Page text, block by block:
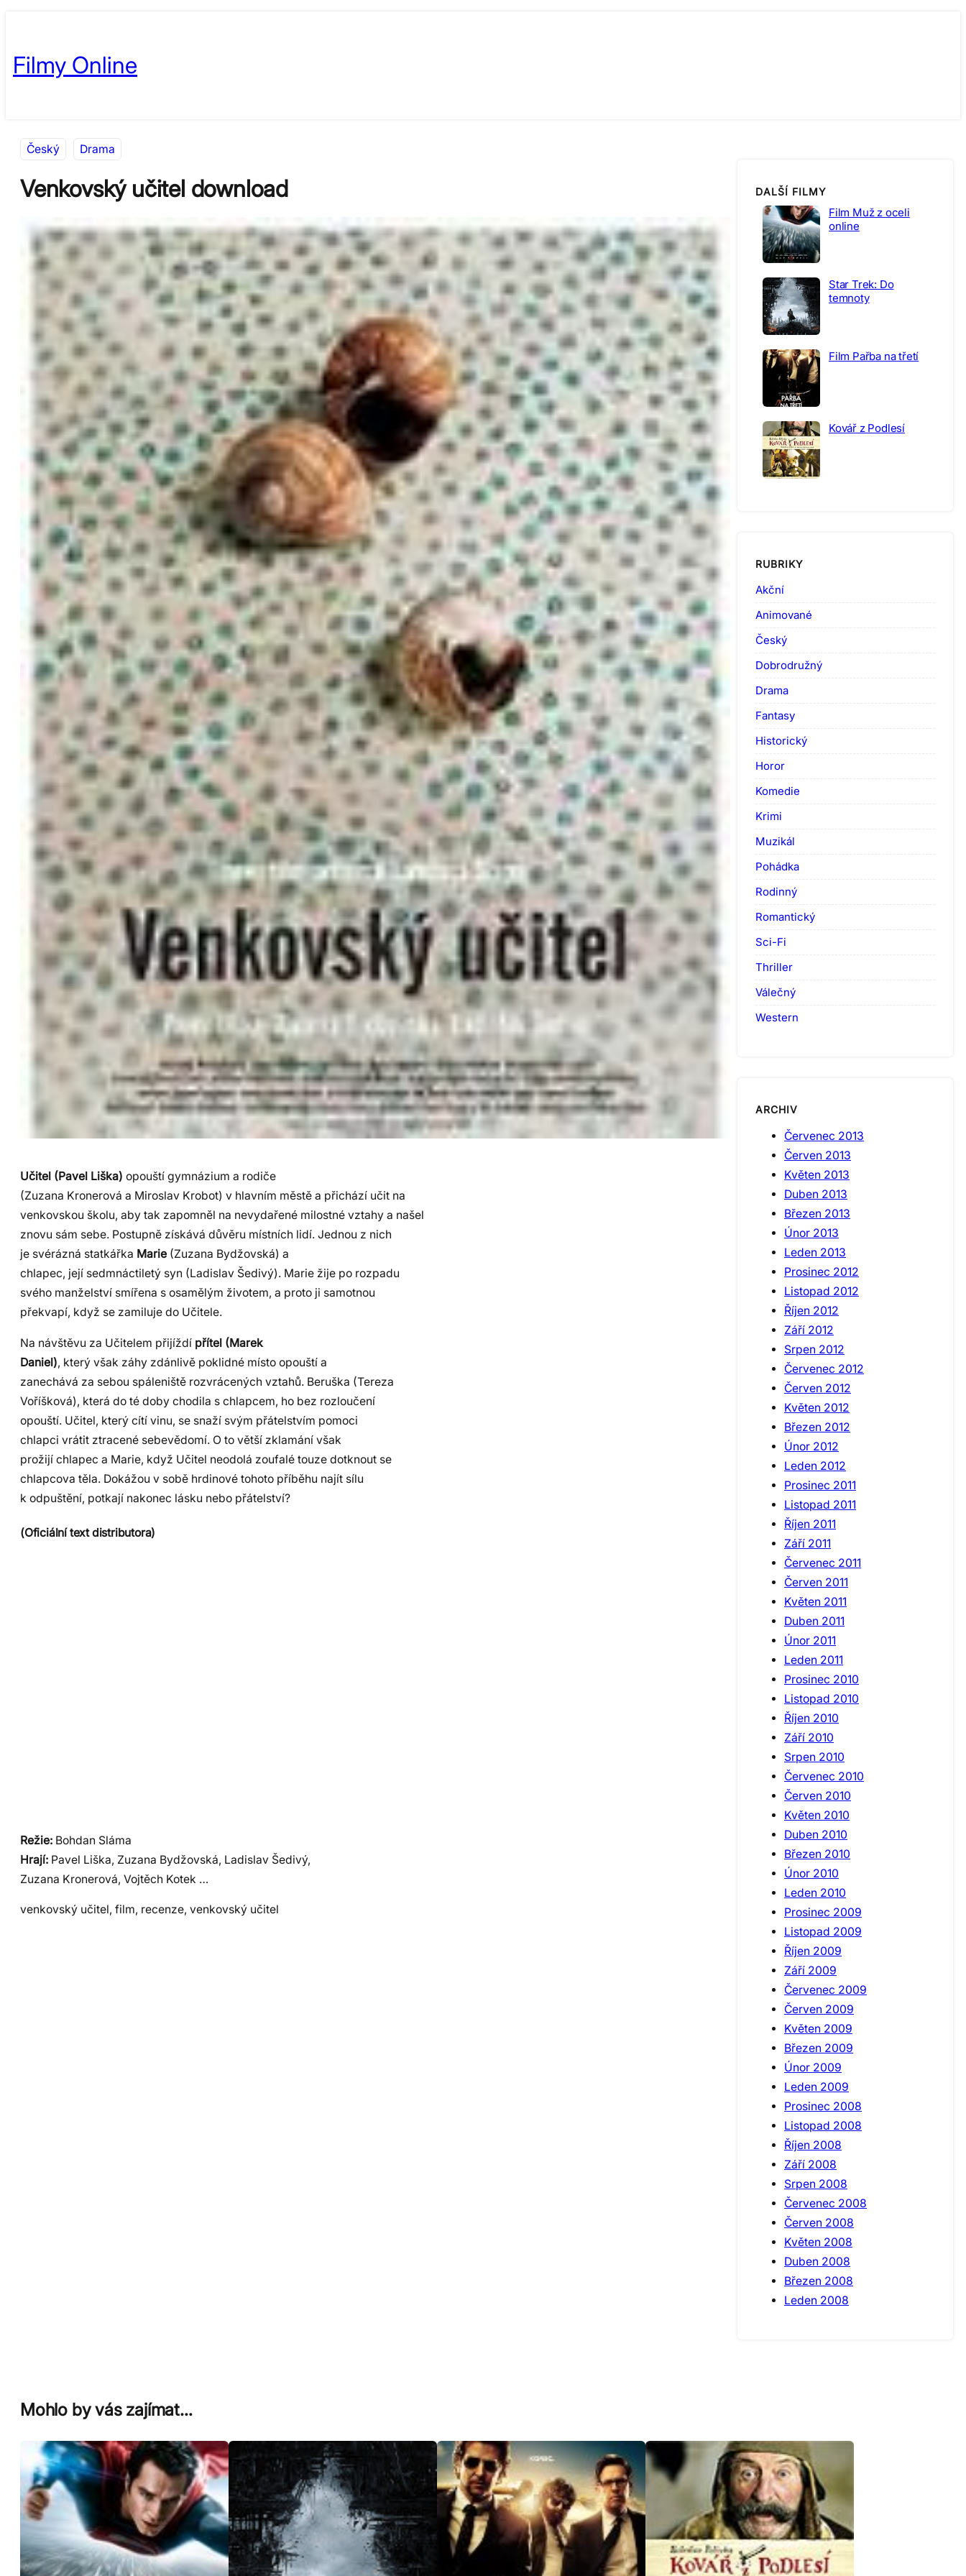
obsah
content
Filmy Online
Český Drama
Venkovský učitel download
Učitel (Pavel Liška) opouští gymnázium a rodiče
(Zuzana Kronerová a Miroslav Krobot) v hlavním městě a přichází učit na
venkovskou školu, aby tak zapomněl na nevydařené milostné vztahy a našel
znovu sám sebe. Postupně získává důvěru místních lidí. Jednou z nich
je svérázná statkářka Marie (Zuzana Bydžovská) a
chlapec, její sedmnáctiletý syn (Ladislav Šedivý). Marie žije po rozpadu
svého manželství smířena s osamělým životem, a proto ji samotnou
překvapí, když se zamiluje do Učitele.
Na návštěvu za Učitelem přijíždí přítel (Marek
Daniel), který však záhy zdánlivě poklidné místo opouští a
zanechává za sebou spáleniště rozvrácených vztahů. Beruška (Tereza
Voříšková), která do té doby chodila s chlapcem, ho bez rozloučení
opouští. Učitel, který cítí vinu, se snaží svým přátelstvím pomoci
chlapci vrátit ztracené sebevědomí. O to větší zklamání však
prožijí chlapec a Marie, když Učitel neodolá zoufalé touze dotknout se
chlapcova těla. Dokážou v sobě hrdinové tohoto příběhu najít sílu
k odpuštění, potkají nakonec lásku nebo přátelství?
(Oficiální text distributora)
Režie: Bohdan Sláma
Hrají: Pavel Liška, Zuzana Bydžovská, Ladislav Šedivý,
Zuzana Kronerová, Vojtěch Kotek …
venkovský učitel, film, recenze, venkovský učitel
DALŠÍ FILMY
Film Muž z oceli
online
Star Trek: Do
temnoty
Film Pařba na třetí
Kovář z Podlesí
RUBRIKY
Akční
Animované
Český
Dobrodružný
Drama
Fantasy
Historický
Horor
Komedie
Krimi
Muzikál
Pohádka
Rodinný
Romantický
Sci-Fi
Thriller
Válečný
Western
ARCHIV
Červenec 2013
Červen 2013
Květen 2013
Duben 2013
Březen 2013
Únor 2013
Leden 2013
Prosinec 2012
Listopad 2012
Říjen 2012
Září 2012
Srpen 2012
Červenec 2012
Červen 2012
Květen 2012
Březen 2012
Únor 2012
Leden 2012
Prosinec 2011
Listopad 2011
Říjen 2011
Září 2011
Červenec 2011
Červen 2011
Květen 2011
Duben 2011
Únor 2011
Leden 2011
Prosinec 2010
Listopad 2010
Říjen 2010
Září 2010
Srpen 2010
Červenec 2010
Červen 2010
Květen 2010
Duben 2010
Březen 2010
Únor 2010
Leden 2010
Prosinec 2009
Listopad 2009
Říjen 2009
Září 2009
Červenec 2009
Červen 2009
Květen 2009
Březen 2009
Únor 2009
Leden 2009
Prosinec 2008
Listopad 2008
Říjen 2008
Září 2008
Srpen 2008
Červenec 2008
Červen 2008
Květen 2008
Duben 2008
Březen 2008
Leden 2008
Mohlo by vás zajímat…